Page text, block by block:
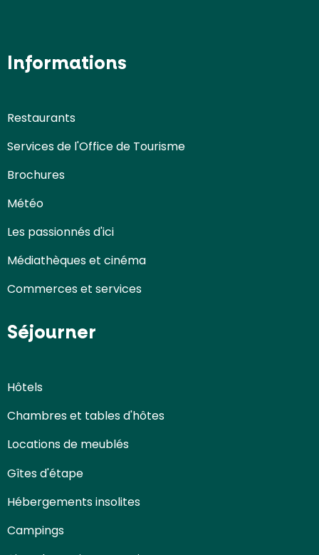
Informations
Restaurants
Services de l'Office de Tourisme
Brochures
Météo
Les passionnés d'ici
Médiathèques et cinéma
Commerces et services
Séjourner
Hôtels
Chambres et tables d'hôtes
Locations de meublés
Gîtes d'étape
Hébergements insolites
Campings